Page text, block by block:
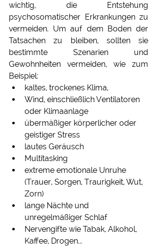
wichtig, die Entstehung
psychosomatischer Erkrankungen zu
vermeiden. Um auf dem Boden der
Tatsachen zu bleiben, sollten sie
bestimmte Szenarien und
Gewohnheiten vermeiden, wie zum
Beispiel:
kaltes, trockenes Klima,
Wind, einschließlich Ventilatoren
oder Klimaanlage
übermäßiger körperlicher oder
geistiger Stress
lautes Geräusch
Multitasking
extreme emotionale Unruhe
(Trauer, Sorgen, Traurigkeit, Wut,
Zorn)
lange Nächte und
unregelmäßiger Schlaf
Nervengifte wie Tabak, Alkohol,
Kaffee, Drogen...